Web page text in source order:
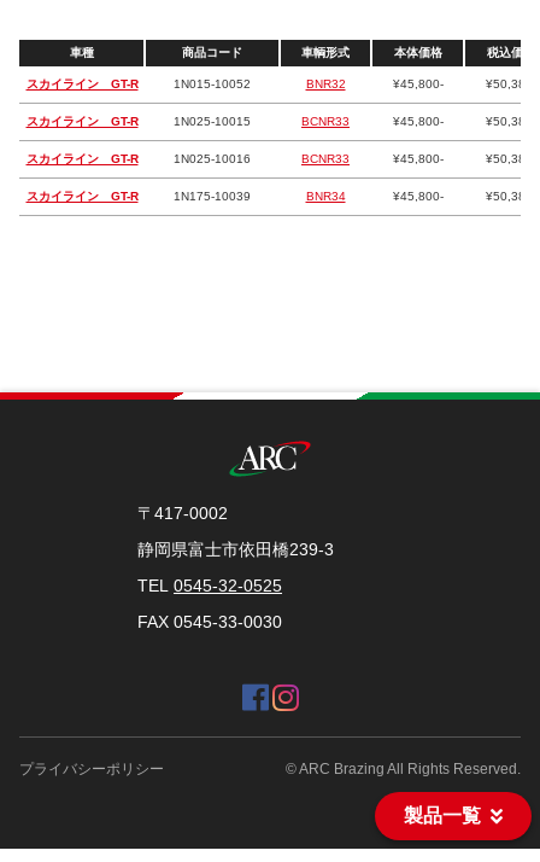
車種 商品コード 車輌形式 本体価格 税込価格
スカイライン GT-R 1N015-10052 BNR32 ¥45,800- ¥50,380-
スカイライン GT-R 1N025-10015 BCNR33 ¥45,800- ¥50,380-
スカイライン GT-R 1N025-10016 BCNR33 ¥45,800- ¥50,380-
スカイライン GT-R 1N175-10039 BNR34 ¥45,800- ¥50,380-
製品一覧
〒417-0002
静岡県富士市依田橋239-3
TEL 0545-32-0525
FAX 0545-33-0030
プライバシーポリシー © ARC Brazing All Rights Reserved.